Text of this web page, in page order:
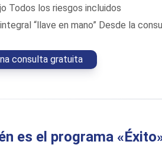
Todos los riesgos incluidos
“llave en mano” Desde la
consulta gratuita
es el programa